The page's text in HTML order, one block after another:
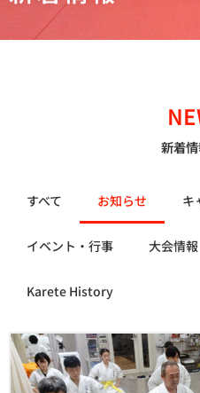
新着
すべて お知らせ キ
イベント・行事 大会情報
Karete History